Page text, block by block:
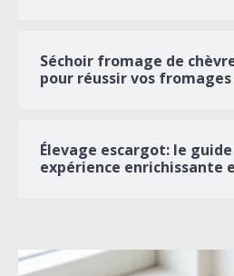
Séchoir fromage de
pour réussir vos
Élevage escargot: le
expérience enrichissante